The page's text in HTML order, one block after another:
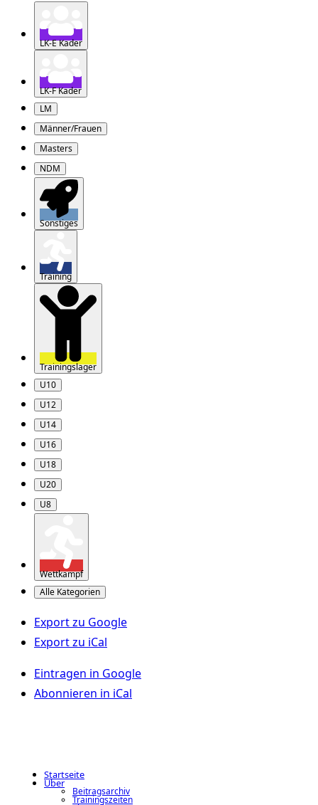
LK-E Kader
LK-F Kader
LM
Männer/Frauen
Masters
NDM
Sonstiges
Training
Trainingslager
U10
U12
U14
U16
U18
U20
U8
Wettkampf
Alle Kategorien
Export zu Google
Export zu iCal
Eintragen in Google
Abonnieren in iCal
Startseite
Über
Beitragsarchiv
Trainingszeiten